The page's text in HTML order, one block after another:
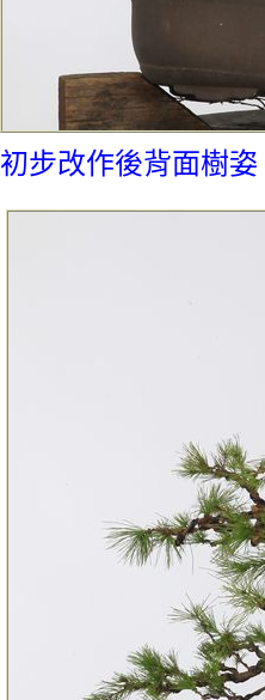
初步改作後背面樹姿